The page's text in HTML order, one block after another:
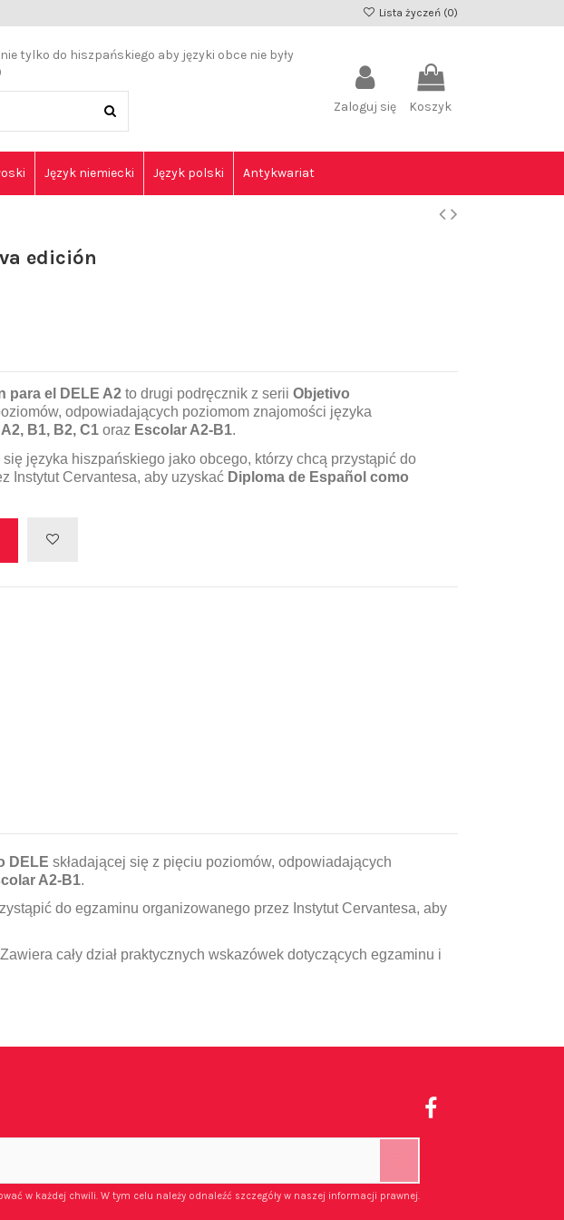
Lista życzeń (0)
tylko do hiszpańskiego aby języki obce nie były
Zaloguj się Koszyk
Język niemiecki Język polski Antykwariat
edición
para el DELE A2to drugi podręcznik z serii Objetivo
ziomów, odpowiadających poziomom znajomości języka
B1, B2, C1oraz Escolar A2-B1.
języka hiszpańskiego jako obcego, którzy chcą przystąpić do
Instytut Cervantesa, aby uzyskać Diploma de Español como
DELE składającej się z pięciu poziomów, odpowiadających
A2-B1.
do egzaminu organizowanego przez Instytut Cervantesa, aby
cały dział praktycznych wskazówek dotyczących egzaminu i
w każdej chwili. W tym celu należy odnaleźć szczegóły w naszej informacji prawnej.